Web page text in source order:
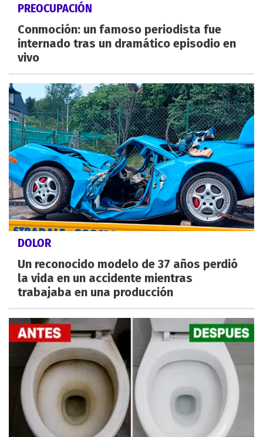
PREOCUPACIÓN
Conmoción: un famoso periodista fue
internado tras un dramático episodio en
vivo
DOLOR
Un reconocido modelo de 37 años perdió
la vida en un accidente mientras
trabajaba en una producción